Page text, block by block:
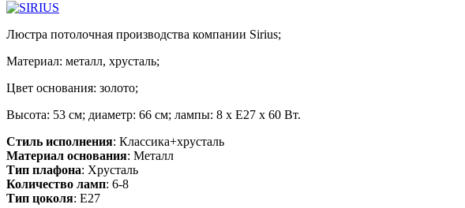
Люстра потолочная производства компании Sirius;
Материал: металл, хрусталь;
Цвет основания: золото;
Высота: 53 см; диаметр: 66 см; лампы: 8 х Е27 х 60 Вт.
Стиль исполнения: Классика+хрусталь
Материал основания: Металл
Тип плафона: Хрусталь
Количество ламп: 6-8
Тип цоколя: E27